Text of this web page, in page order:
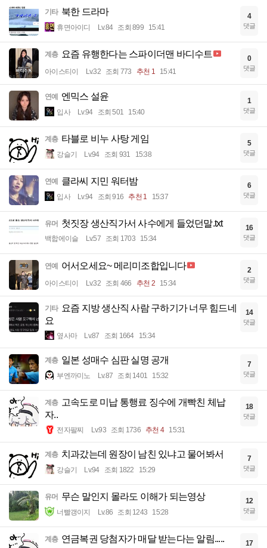
기타 북한 드라마
휴면아이디 Lv.84 조회 899 15:41
4
댓글
계층 요즘 유행한다는 스파이더맨 바디수트
아이스티이 Lv.32 조회 773 추천 1 15:41
0
댓글
연예 엔믹스 설윤
입사 Lv.94 조회 501 15:40
1
댓글
계층 타블로 비누 사탕 게임
강슬기 Lv.94 조회 931 15:38
5
댓글
연예 클라씨 지민 워터밤
입사 Lv.94 조회 916 추천 1 15:37
6
댓글
유머 첫짓장 생산직가서 사수에게 들었던말.txt
백합에이슬 Lv.57 조회 1703 15:34
16
댓글
연예 어서오세요~ 메리미조합입니다
아이스티이 Lv.32 조회 466 추천 2 15:34
2
댓글
기타 요즘 지방 생산직 사람 구하기가 너무 힘드네
요
옆사마 Lv.87 조회 1664 15:34
14
댓글
계층 일본 성매수 심판 실명 공개
부엔까미노 Lv.87 조회 1401 15:32
7
댓글
계층 고속도로 미납 통행료 징수에 개빡친 체납
자..
전자팔찌 Lv.93 조회 1736 추천 4 15:31
18
댓글
계층 치과갔는데 원장이 남친 있냐고 물어봐서
강슬기 Lv.94 조회 1822 15:29
7
댓글
유머 무슨 말인지 몰라도 이해가 되는영상
너빨갱이지 Lv.86 조회 1243 15:28
12
댓글
계층 연금복권 당첨자가 매달 받는다는 알림..... 17